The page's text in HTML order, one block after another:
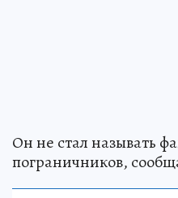
Он не стал называть
пограничников,